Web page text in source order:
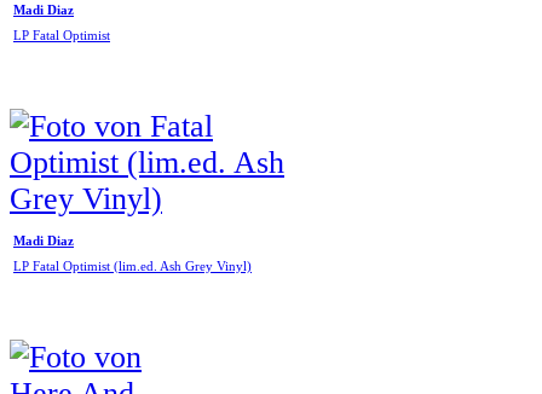
Madi Diaz
LP Fatal Optimist
Madi Diaz
LP Fatal Optimist (lim.ed. Ash Grey Vinyl)